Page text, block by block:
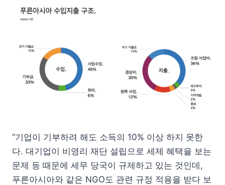
“기업이 기부하려 해도 소득의 10% 이상 하지 못한
다. 대기업이 비영리 재단 설립으로 세제 혜택을 보는
문제 등 때문에 세무 당국이 규제하고 있는 것인데,
푸른아시아와 같은 NGO도 관련 규정 적용을 받다 보